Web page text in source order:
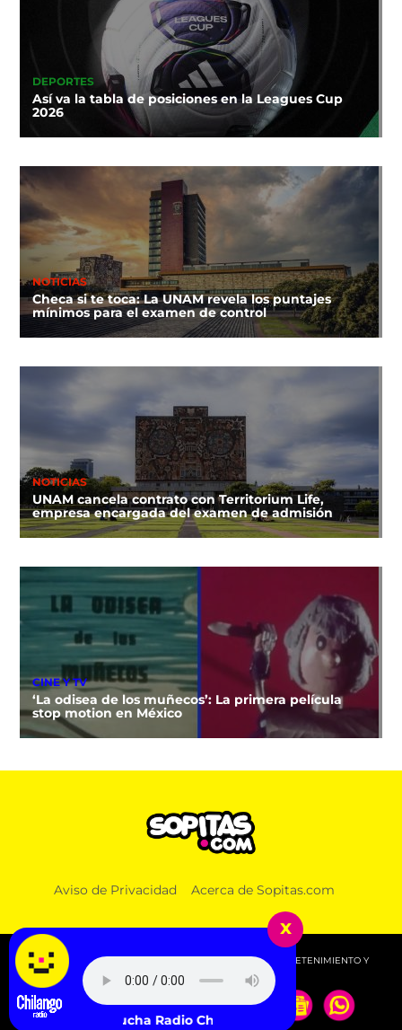
DEPORTES
Así va la tabla de posiciones en la Leagues Cup
2026
NOTICIAS
Checa si te toca: La UNAM revela los puntajes
mínimos para el examen de control
NOTICIAS
UNAM cancela contrato con Territorium Life,
empresa encargada del examen de admisión
CINE Y TV
‘La odisea de los muñecos’: La primera película
stop motion en México
Aviso de Privacidad Acerca de Sopitas.com
© 2026 SOPITAS.COM - MÚSICA, NOTICIAS, DEPORTES, ENTRETENIMIENTO Y
MÁS!.
x
Escucha Radio Chilango -